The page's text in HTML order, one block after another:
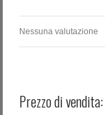
Nessuna valutazione
Prezzo di vendita: